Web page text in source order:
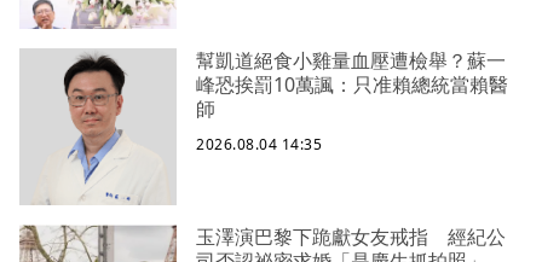
幫凱道絕食小雞量血壓遭檢舉？蘇一
峰恐挨罰10萬諷：只准賴總統當賴醫
師
2026.08.04 14:35
玉澤演巴黎下跪獻女友戒指 經紀公